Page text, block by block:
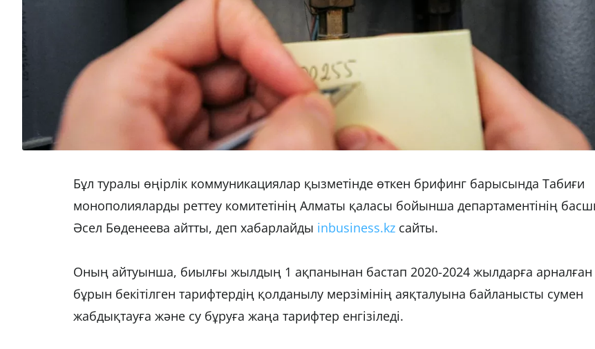
Бұл туралы өңірлік коммуникациялар қызметінде өткен брифинг барысында Табиғи
монополияларды реттеу комитетінің Алматы қаласы бойынша департаментінің
Әсел Бөденеева айтты, деп хабарлайды inbusiness.kz сайты.
Оның айтуынша, биылғы жылдың 1 ақпанынан бастап 2020-2024 жылдарға арналған
бұрын бекітілген тарифтердің қолданылу мерзімінің аяқталуына байланысты сумен
жабдықтауға және су бұруға жаңа тарифтер енгізіледі.